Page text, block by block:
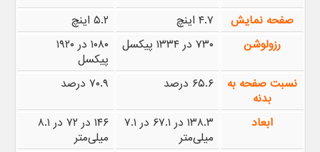
صفحه نمایش
۴.۷ اینچ
۵.۲ اینچ
رزولوشن
۷۳۰ در ۱۳۳۴ پیکسل
۱۰۸۰ در ۱۹۲۰
پیکسل
نسبت صفحه به
بدنه
۶۵.۶ درصد ۷۰.۹ درصد
ابعاد
۱۳۸.۳ در ۶۷.۱ در ۷.۱
میلی‌متر
۱۴۶ در ۷۲ در ۸.۱
میلی‌متر